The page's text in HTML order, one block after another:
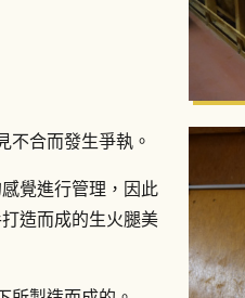
不合而發生爭執。
覺進行管理，因此
造而成的生火腿美